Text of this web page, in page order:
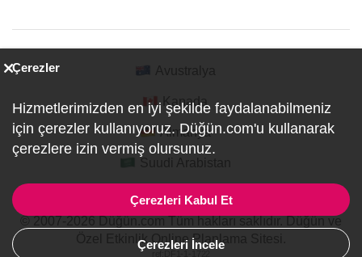
Kanada
Almanya
Özel Etkinlik Online Planlama Sitesi.
Çerezler
Hizmetlerimizden en iyi şekilde faydalanabilmeniz
için çerezler kullanıyoruz. Düğün.com'u kullanarak
çerezlere izin vermiş olursunuz.
Çerezleri Kabul Et
Çerezleri İncele